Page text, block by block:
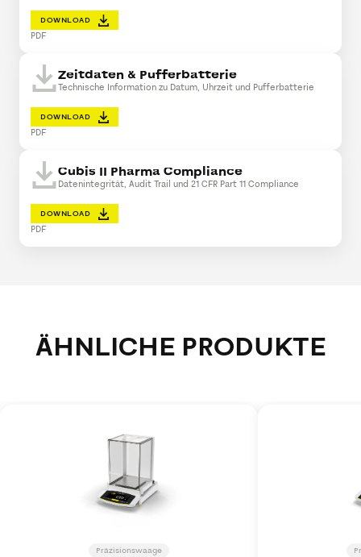
DOWNLOAD
PDF
Zeitdaten & Pufferbatterie
Technische Information zu Datum, Uhrzeit und Pufferbatterie
DOWNLOAD
PDF
Cubis II Pharma Compliance
Datenintegrität, Audit Trail und 21 CFR Part 11 Compliance
DOWNLOAD
PDF
ÄHNLICHE PRODUKTE
Präzisionswaage